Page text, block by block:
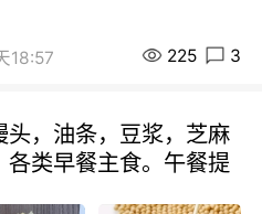
18:57 225 3
，油条，豆浆，芝麻
类早餐主食。午餐提